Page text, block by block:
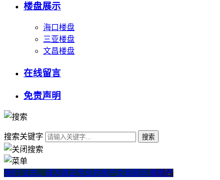
楼盘展示
海口楼盘
三亚楼盘
文昌楼盘
在线留言
免责声明
搜索关键字
我们·立志。成为真正专业的房产交易顾问 微房产